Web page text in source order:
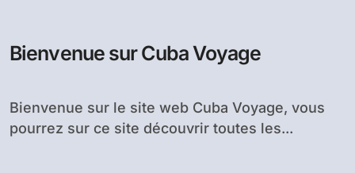
Bienvenue sur Cuba Voyage
Bienvenue sur le site web Cuba Voyage, vous
pourrez sur ce site découvrir toutes les...